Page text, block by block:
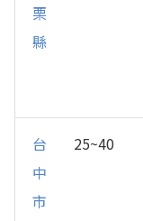
栗
縣
台
中
市
25~40